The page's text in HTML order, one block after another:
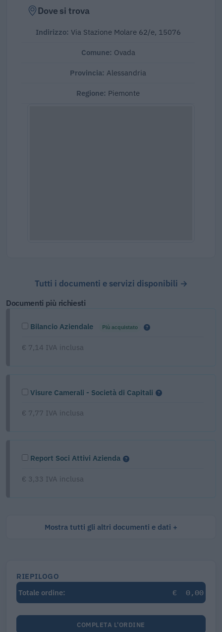
Dove si trova
Indirizzo: Via Stazione Molare 62/e, 15076
Comune: Ovada
Provincia: Alessandria
Regione: Piemonte
Tutti i documenti e servizi disponibili →
Documenti più richiesti
Bilancio Aziendale Più acquistato
€ 7,14 IVA inclusa
Visure Camerali - Società di Capitali
€ 7,77 IVA inclusa
Report Soci Attivi Azienda
€ 3,33 IVA inclusa
Mostra tutti gli altri documenti e dati
RIEPILOGO
Totale ordine:
€ 0,00
COMPLETA L'ORDINE